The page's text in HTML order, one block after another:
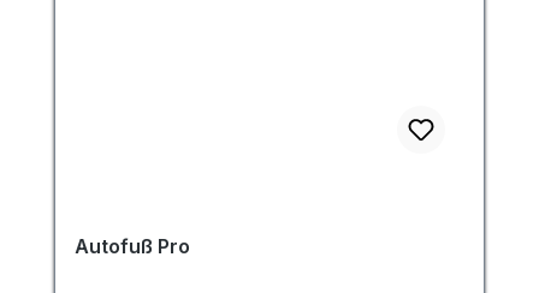
Autofuß Pro